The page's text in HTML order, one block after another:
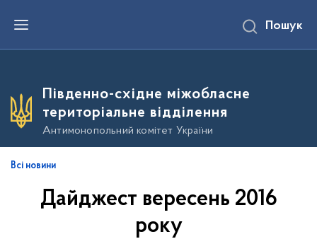
е
о
о
в
Пошук
Південно-східне міжобласне
територіальне відділення
Антимонопольний комітет України
Всі новини
Дайджест вересень 2016
року